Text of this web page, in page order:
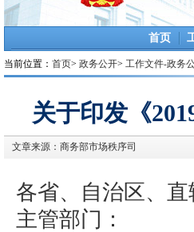
首页
当前位置： 首页> 政务公开> 工作文件-政务
关于印发《
文章来源： 商务部市场秩序司
各省、自治区、
主管部门：